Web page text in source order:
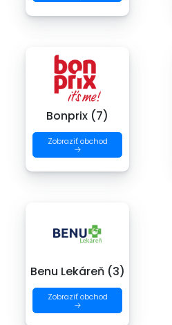
Bonprix (7)
Zobraziť obchod
→
Benu Lekáreň (3)
Zobraziť obchod
→